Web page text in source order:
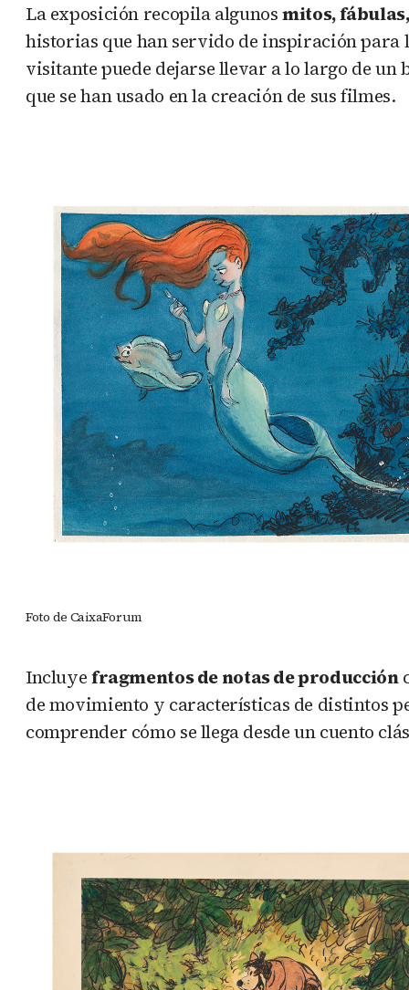
La exposición recopila algunosmitos,
historias que han servido de inspiración para
visitante puede dejarse llevar a lo largo de
que se han usado en la creación de sus filmes.
Foto de CaixaForum
Incluyefragmentos de notas de producción
de movimiento y características de distintos
comprender cómo se llega desde un cuento